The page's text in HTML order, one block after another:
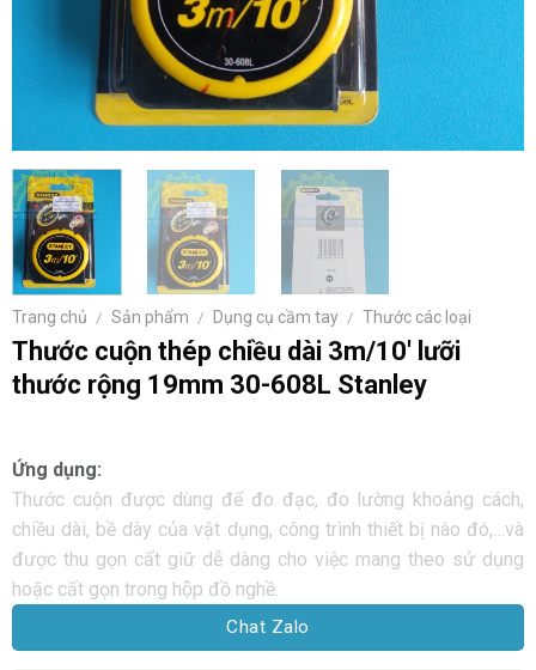
Trang chủ / Sản phẩm / Dụng cụ cầm tay / Thước các loại
Thước cuộn thép chiều dài 3m/10′ lưỡi
thước rộng 19mm 30-608L Stanley
Ứng dụng:
Thước cuộn được dùng để đo đạc, đo lường khoảng cách,
chiều dài, bề dày của vật dụng, công trình thiết bị nào đó,…và
được thu gọn cất giữ dễ dàng cho việc mang theo sử dụng
hoặc cất gọn trong hộp đồ nghề.
Chat Zalo